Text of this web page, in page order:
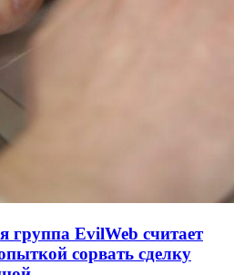
группа EvilWeb считает
сорвать сделку